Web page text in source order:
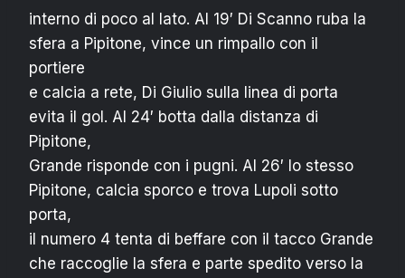
interno di poco al lato. Al 19′ Di Scanno ruba la
sfera a Pipitone, vince un rimpallo con il
portiere
e calcia a rete, Di Giulio sulla linea di porta
evita il gol. Al 24′ botta dalla distanza di
Pipitone,
Grande risponde con i pugni. Al 26′ lo stesso
Pipitone, calcia sporco e trova Lupoli sotto
porta,
il numero 4 tenta di beffare con il tacco Grande
che raccoglie la sfera e parte spedito verso la